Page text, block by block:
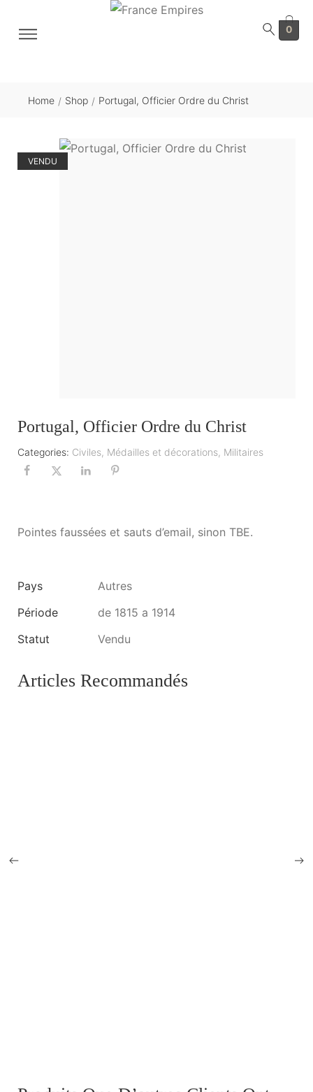
0
Home / Shop / Portugal, Officier Ordre du Christ
VENDU
Portugal, Officier Ordre du Christ
Categories: Civiles, Médailles et décorations, Militaires
Pointes faussées et sauts d’email, sinon TBE.
Pays
Autres
Période
de 1815 a 1914
Statut
Vendu
Articles Recommandés